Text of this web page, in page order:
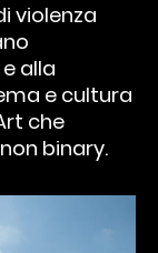
violenza
alla
e cultura
che
binary.